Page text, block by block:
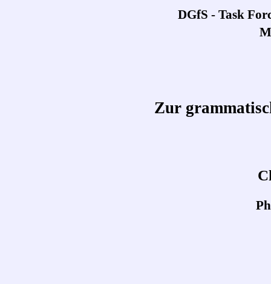
DGfS - Task
Zur